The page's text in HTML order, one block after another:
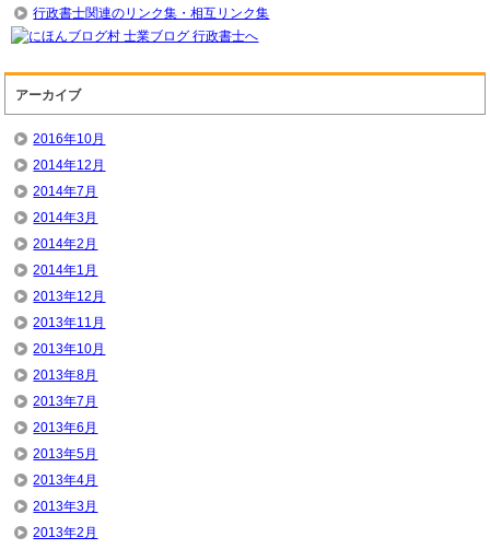
行政書士関連のリンク集・相互リンク集
アーカイブ
2016年10月
2014年12月
2014年7月
2014年3月
2014年2月
2014年1月
2013年12月
2013年11月
2013年10月
2013年8月
2013年7月
2013年6月
2013年5月
2013年4月
2013年3月
2013年2月